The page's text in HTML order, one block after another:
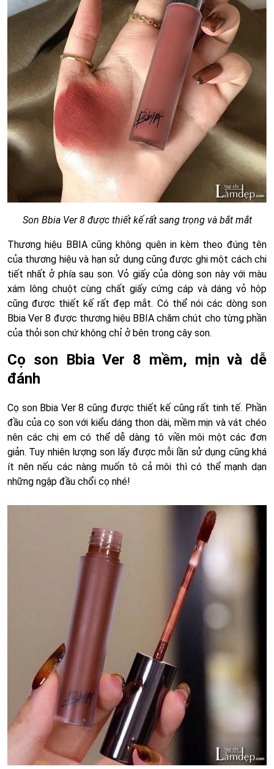
Son Bbia Ver 8 được thiết kế rất sang trọng và bắt mắt
Thương hiệu BBIA cũng không quên in kèm theo đúng tên
của thương hiệu và hạn sử dụng cũng được ghi một cách chi
tiết nhất ở phía sau son. Vỏ giấy của dòng son này với màu
xám lông chuột cùng chất giấy cứng cáp và dáng vỏ hộp
cũng được thiết kế rất đẹp mắt. Có thể nói các dòng son
Bbia Ver 8 được thương hiệu BBIA chăm chút cho từng phần
của thỏi son chứ không chỉ ở bên trong cây son.
Cọ son Bbia Ver 8 mềm, mịn và dễ
đánh
Cọ son Bbia Ver 8 cũng được thiết kế cũng rất tinh tế. Phần
đầu của cọ son với kiểu dáng thon dài, mềm mịn và vát chéo
nên các chị em có thể dễ dàng tô viền môi một các đơn
giản. Tuy nhiên lượng son lấy được mỗi lần sử dụng cũng khá
ít nên nếu các nàng muốn tô cả môi thì có thể mạnh dạn
những ngập đầu chổi cọ nhé!